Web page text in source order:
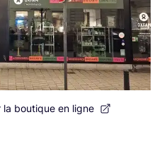
la boutique en ligne